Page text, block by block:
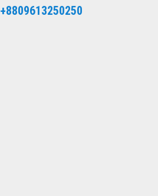
+8809613250250